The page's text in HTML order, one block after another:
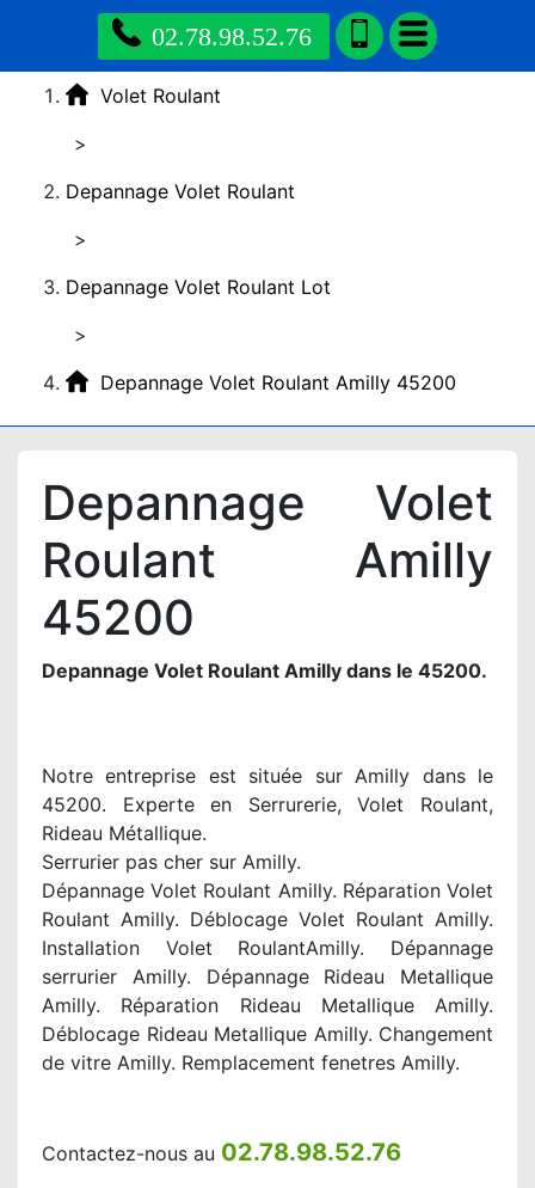
02.78.98.52.76
Volet Roulant
>
Depannage Volet Roulant
>
Depannage Volet Roulant Lot
>
Depannage Volet Roulant Amilly 45200
Depannage Volet
Roulant Amilly
45200
Depannage Volet Roulant Amilly dans le 45200.
Notre entreprise est située sur Amilly dans le
45200. Experte en Serrurerie, Volet Roulant,
Rideau Métallique.
Serrurier pas cher sur Amilly.
Dépannage Volet Roulant Amilly. Réparation Volet
Roulant Amilly. Déblocage Volet Roulant Amilly.
Installation Volet RoulantAmilly. Dépannage
serrurier Amilly. Dépannage Rideau Metallique
Amilly. Réparation Rideau Metallique Amilly.
Déblocage Rideau Metallique Amilly. Changement
de vitre Amilly. Remplacement fenetres Amilly.
Contactez-nous au 02.78.98.52.76